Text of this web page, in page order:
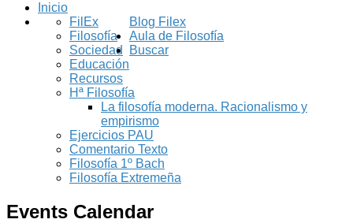
Inicio
Blog Filex
FilEx
Filosofía
Sociedad
Educación
Recursos
Aula de Filosofía
Hª Filosofía
La filosofía moderna. Racionalismo y
empirismo
Ejercicios PAU
Comentario Texto
Filosofía 1º Bach
Filosofía Extremeña
Buscar
Events Calendar